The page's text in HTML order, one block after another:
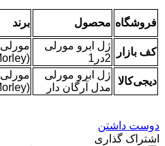
فروشگاه محصول برند
کف بازار
ژل ابرو مورلی
2در1
مورلی
(Morley)
دیجی‌کالا
ژل ابرو مورلی
مدل آرگان دار
مورلی
(Morley)
دوست داشتن
اشتراک گذاری